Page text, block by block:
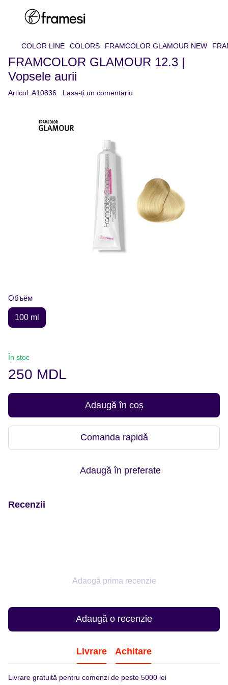
COLOR LINE COLORS FRAMCOLOR GLAMOUR NEW
FRAMCOLOR GLAMOUR 12.3 |
Vopsele aurii
Articol: A10836 Lasa-ți un comentariu
Объём
100 ml
În stoc
250 MDL
Adaugă în coș
Comanda rapidă
Adaugă în preferate
Recenzii
Adaogă prima recenzie
Adaugă o recenzie
Livrare Achitare
Livrare gratuită pentru comenzi de peste 5000 lei